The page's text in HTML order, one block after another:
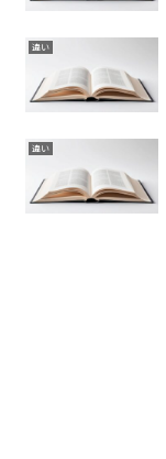
違い
違い